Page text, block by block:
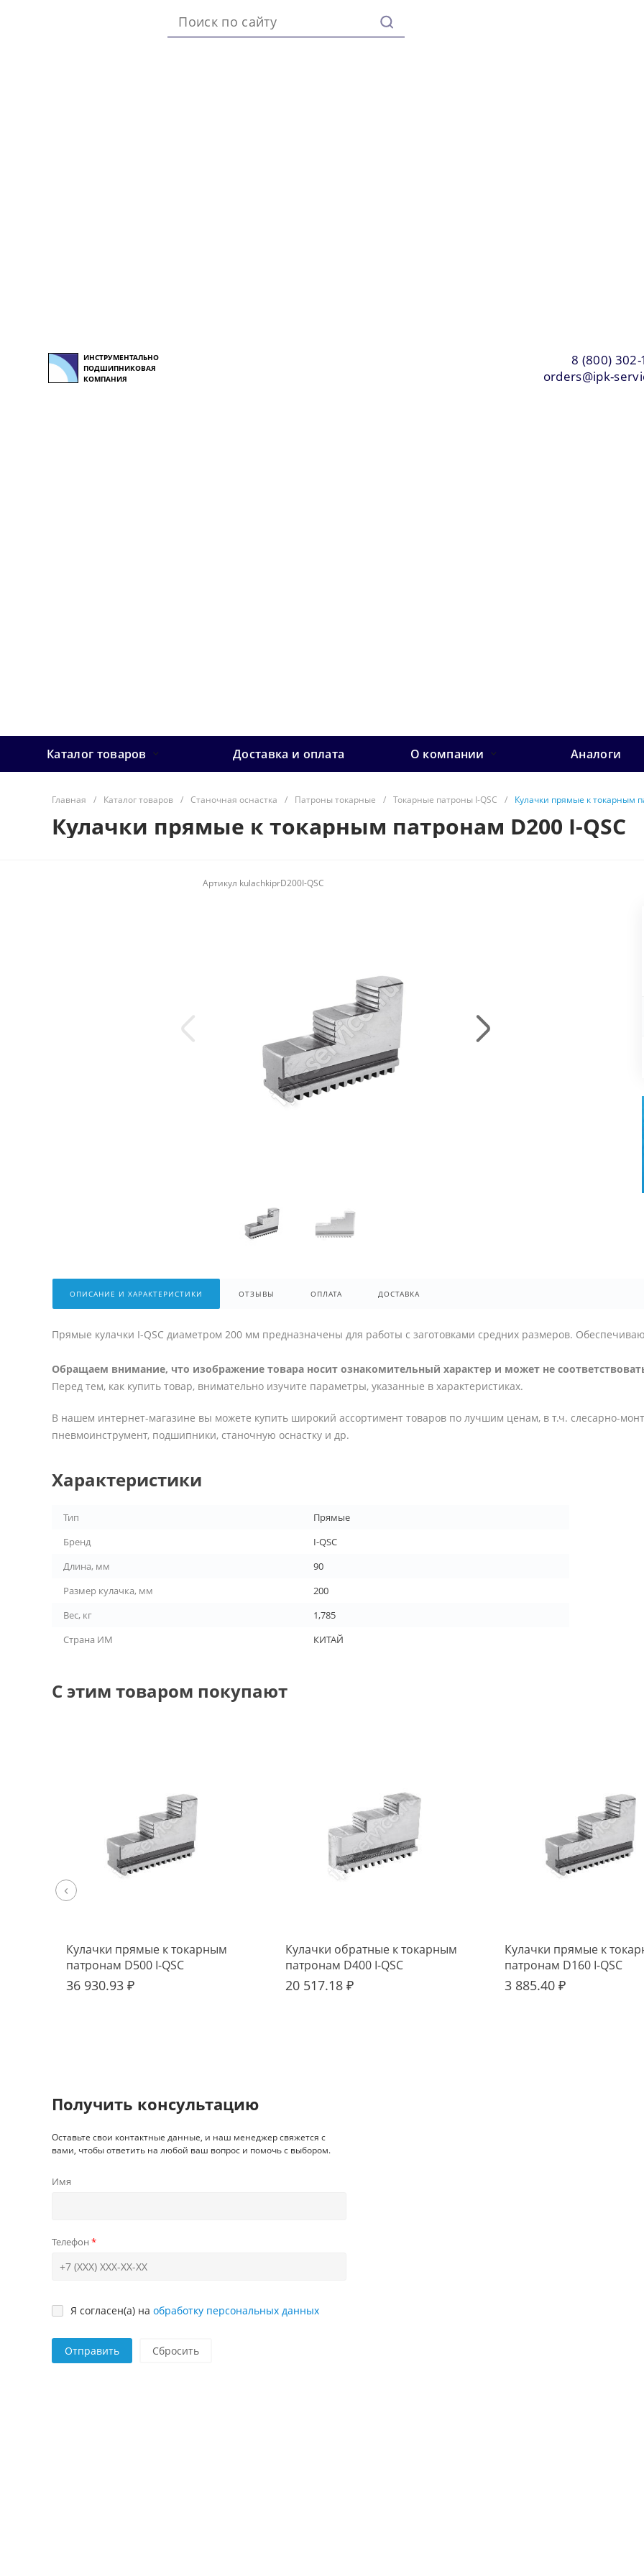
ИНСТРУМЕНТАЛЬНО
ПОДШИПНИКОВАЯ
КОМПАНИЯ
8 (800) 302-
orders@ipk-
Каталог товаров Доставка и оплата О компании Аналоги
Главная / Каталог товаров / Станочная оснастка / Патроны токарные / Токарные патроны I-QSC / Кулачки прямые к токарным
Кулачки прямые к токарным патронам D200 I-QSC
Артикул kulachkiprD200I-QSC
ОПИСАНИЕ И ХАРАКТЕРИСТИКИ ОТЗЫВЫ ОПЛАТА ДОСТАВКА
Прямые кулачки I-QSC диаметром 200 мм предназначены для работы с заготовками средних размеров.
Обращаем внимание, что изображение товара носит ознакомительный характер и может не
Перед тем, как купить товар, внимательно изучите параметры, указанные в характеристиках.
В нашем интернет-магазине вы можете купить широкий ассортимент товаров по лучшим ценам, в т.ч. слесарно-
пневмоинструмент, подшипники, станочную оснастку и др.
Характеристики
Тип
Прямые
Бренд
I-QSC
Длина, мм
90
Размер кулачка, мм
200
Вес, кг
1,785
Страна ИМ
КИТАЙ
С этим товаром покупают
Кулачки прямые к токарным
патронам D500 I-QSC
36 930.93 ₽
Кулачки обратные к токарным
патронам D400 I-QSC
20 517.18 ₽
Кулачки прямые к
патронам D160 I-QSC
3 885.40 ₽
‹
Получить консультацию
Оставьте свои контактные данные, и наш менеджер свяжется с
вами, чтобы ответить на любой ваш вопрос и помочь с выбором.
Имя
Телефон
Я согласен(а) на обработку персональных данных
Отправить